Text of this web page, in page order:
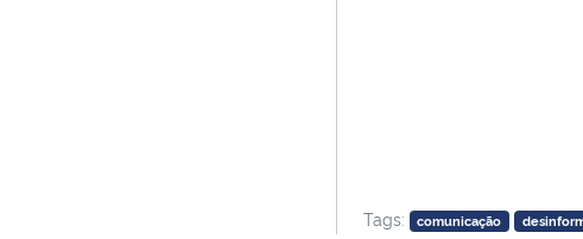
Tags: comunicação